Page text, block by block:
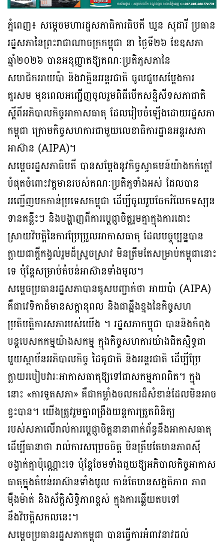
ភ្នំពេញ៖ សម្តេចមហារដ្ឋសភាធិការធិបតី ឃួន សុដារី ប្រធាន
រដ្ឋសភានៃព្រះរាជាណាចក្រកម្ពុជា នា ថ្ងៃទី២៦ ខែឧសភា
ឆ្នាំ២០២៦ បានអនុញ្ញាតឱ្យគណៈប្រតិភូសភានៃ
សមាជិកអាយប៉ា និងវាគ្មិនអន្តរជាតិ ចូលជួបសម្តែងការ
គួរសម មុនពេលអញ្ជើញចូលរួមពិធីបើកសន្និសីទសភាជាតិ
ស្តីពីអភិបាលកិច្ចអាកាសធាតុ ដែលរៀបចំឡើងដោយរដ្ឋសភា
កម្ពុជា ក្រោមកិច្ចសហការជាមួយលេខាធិការដ្ឋានអន្តរសភា
អាស៊ាន (AIPA)។
សម្តេចរដ្ឋសភាធិបតី បានសម្តែងនូវកិច្ចស្វាគមន៍យ៉ាងកក់ក្តៅ
បំផុតចំពោះវត្តមានរបស់គណៈប្រតិភូទាំងអស់ ដែលបាន
អញ្ជើញមកកាន់ប្រទេសកម្ពុជា ដើម្បីចូលរួមចែករំលែកទស្សន
ទានគន្លឹះៗ និងបង្ហាញពីការប្តេជ្ញាចិត្តរួមគ្នាក្នុងការដោះ
ស្រាយវិបត្តិនៃការប្រែប្រួលអាកាសធាតុ ដែលបច្ចុប្បន្នបាន
ក្លាយជាក្តីកង្វល់រួមដ៏ស្រួចស្រាវ មិនត្រឹមតែសម្រាប់កម្ពុជានោះ
ទេ ប៉ុន្តែសម្រាប់តំបន់អាស៊ានទាំងមូល។
សម្តេចប្រធានរដ្ឋសភាបានគូសបញ្ជាក់ថា អាយប៉ា (AIPA)
គឺជាវេទិកាដ៏មានសក្ដានុពល និងជាឆ្អឹងខ្នងនៃកិច្ចសហ
ប្រតិបត្តិការសភារបស់យើង ។ រដ្ឋសភាកម្ពុជា បាននិងកំពុង
បន្តបេសកកម្មយ៉ាងសកម្ម ក្នុងកិច្ចសហការយ៉ាងជិតស្និទ្ធជា
មួយស្ថាប័នអភិបាលកិច្ច ដៃគូជាតិ និងអន្តរជាតិ ដើម្បីប្រែ
ក្លាយរបៀបវារៈអាកាសធាតុឱ្យទៅជាសកម្មភាពពិត។ ក្នុង
នោះ «ការទូតសភា» គឺជាកម្លាំងចលករដ៏សំខាន់ដែលមិនអាច
ខ្វះបាន។ យើងត្រូវរួមគ្នាពង្រឹងយន្តការត្រួតពិនិត្យ
របស់សភាលើរាល់ការប្តេជ្ញាចិត្តនានាពាក់ព័ន្ធនឹងអាកាសធាតុ
ដើម្បីធានាថា រាល់ការសម្រេចចិត្ត មិនត្រឹមតែមានភាពស៊ី
ចង្វាក់គ្នាប៉ុណ្ណោះទេ ប៉ុន្តែថែមទាំងជួយឱ្យអភិបាលកិច្ចអាកាស
ធាតុក្នុងតំបន់អាស៊ានទាំងមូល កាន់តែមានសង្គតិភាព ភាព
ម៉ឺងម៉ាត់ និងស័ក្តិសិទ្ធិភាពខ្ពស់ ក្នុងការឆ្លើយតបទៅ
នឹងវិបត្តិសកលនេះ។
សម្តេចប្រធានរដ្ឋសភាកម្ពុជា បានធ្វើការអំពាវនាវដល់